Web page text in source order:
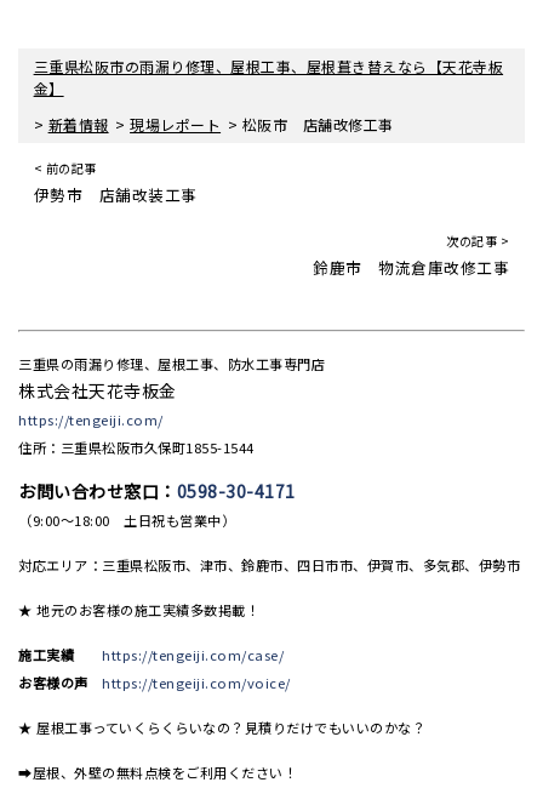
三重県松阪市の雨漏り修理、屋根工事、屋根葺き替えなら【天花寺板
金】
> 新着情報 >現場レポート > 松阪市 店舗改修工事
< 前の記事
伊勢市 店舗改装工事
次の記事 >
鈴鹿市 物流倉庫改修工事
三重県の雨漏り修理、屋根工事、防水工事専門店
株式会社天花寺板金
https://tengeiji.com/
住所：三重県松阪市久保町1855-1544
お問い合わせ窓口： 0598-30-4171
（9:00〜18:00 土日祝も営業中）
対応エリア：三重県松阪市、津市、鈴鹿市、四日市市、伊賀市、多気郡、伊勢市
★ 地元のお客様の施工実績多数掲載！
施工実績
https://tengeiji.com/case/
お客様の声
https://tengeiji.com/voice/
★ 屋根工事っていくらくらいなの？見積りだけでもいいのかな？
➡屋根、外壁の無料点検をご利用ください！